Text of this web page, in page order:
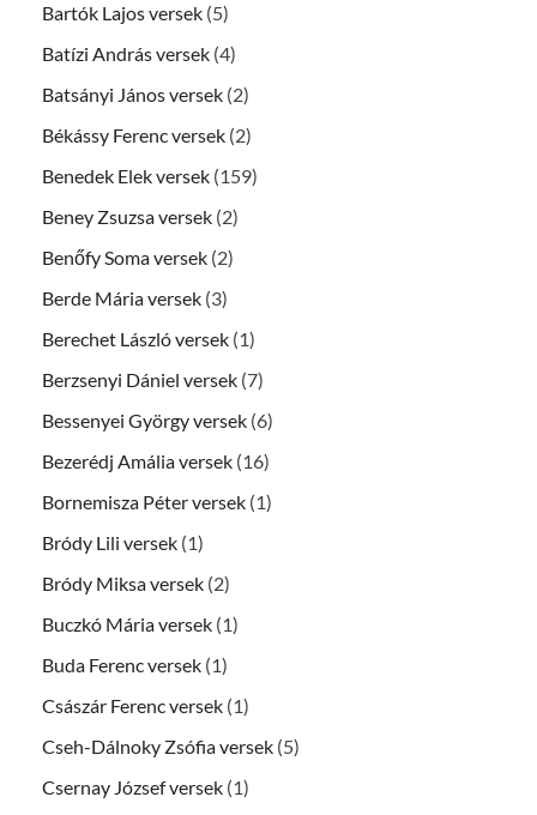
Bartók Lajos versek (5)
Batízi András versek (4)
Batsányi János versek (2)
Békássy Ferenc versek (2)
Benedek Elek versek (159)
Beney Zsuzsa versek (2)
Benőfy Soma versek (2)
Berde Mária versek (3)
Berechet László versek (1)
Berzsenyi Dániel versek (7)
Bessenyei György versek (6)
Bezerédj Amália versek (16)
Bornemisza Péter versek (1)
Bródy Lili versek (1)
Bródy Miksa versek (2)
Buczkó Mária versek (1)
Buda Ferenc versek (1)
Császár Ferenc versek (1)
Cseh-Dálnoky Zsófia versek (5)
Csernay József versek (1)